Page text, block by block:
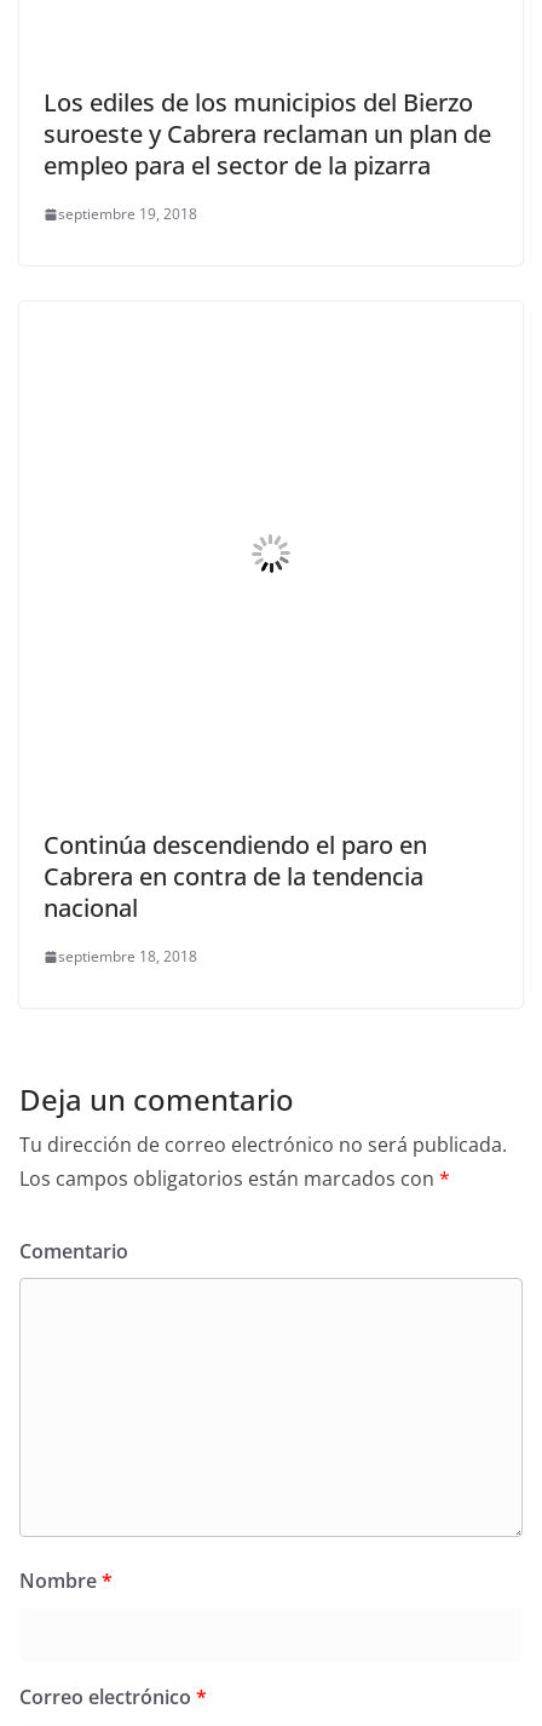
Los ediles de los municipios del Bierzo
suroeste y Cabrera reclaman un plan de
empleo para el sector de la pizarra
septiembre 19, 2018
Continúa descendiendo el paro en
Cabrera en contra de la tendencia
nacional
septiembre 18, 2018
Deja un comentario
Tu dirección de correo electrónico no será publicada.
Los campos obligatorios están marcados con *
Comentario
Nombre*
Correo electrónico *